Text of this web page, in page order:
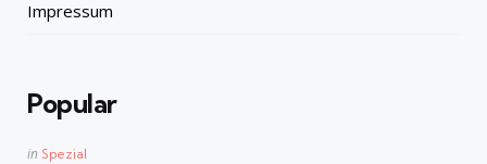
Impressum
Popular
Posted
in Spezial